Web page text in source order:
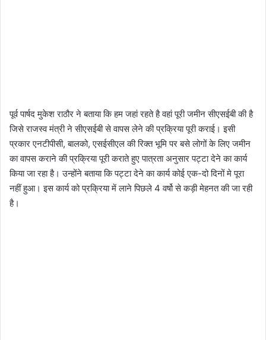
पूर्व पार्षद मुकेश राठौर ने बताया कि हम जहां रहते है वहां पूरी जमीन सीएसईबी की है
जिसे राजस्व मंत्री ने सीएसईबी से वापस लेने की प्रक्रिया पूरी कराई। इसी
प्रकार एनटीपीसी, बालको, एसईसीएल की रिक्त भूमि पर बसे लोगों के लिए जमीन
का वापस कराने की प्रक्रिया पूरी कराते हुए पात्रता अनुसार पट्टा देने का कार्य
किया जा रहा है। उन्होंने बताया कि पट्टा देने का कार्य कोई एक-दो दिनों मे पूरा
नहीं हुआ। इस कार्य को प्रक्रिया में लाने पिछले 4 वर्षो से कड़ी मेहनत की जा रही
है।